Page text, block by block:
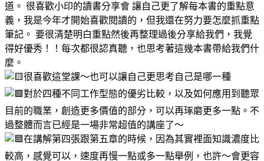
道。 很喜歡小印的讀書分享會 讓自己更了解每本書的重點意
義，我是今年才開始喜歡閱讀的，但我還在努力要怎麼抓重點
筆記。 要很清楚明白重點然後再整理過後分享給我們，我覺
得好優秀！！每次都很認真聽，也思考著這幾本書帶給我們什
麼。
很喜歡這堂課～也可以讓自己更思考自己是哪一種
對於四種不同工作型態的優劣比較，以及如何應用到聽眾
目前的職業，創造更多價值的部分，可以再琢磨更多一點。不
過整體而言已經是一場非常超值的講座了～
在講解第四張跟第五章的時候，因為其實裡面知識濃度比
較高，感覺可以，速度再慢一點或多一點舉例，也許～會更容